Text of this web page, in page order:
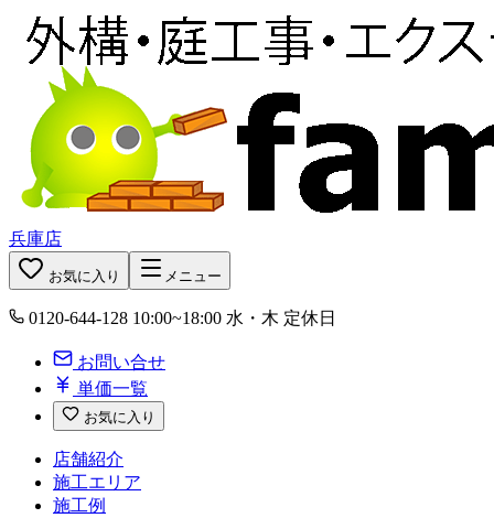
兵庫店
お気に入り メニュー
0120-644-128 10:00~18:00 水・木 定休日
お問い合せ
単価一覧
お気に入り
店舗紹介
施工エリア
施工例